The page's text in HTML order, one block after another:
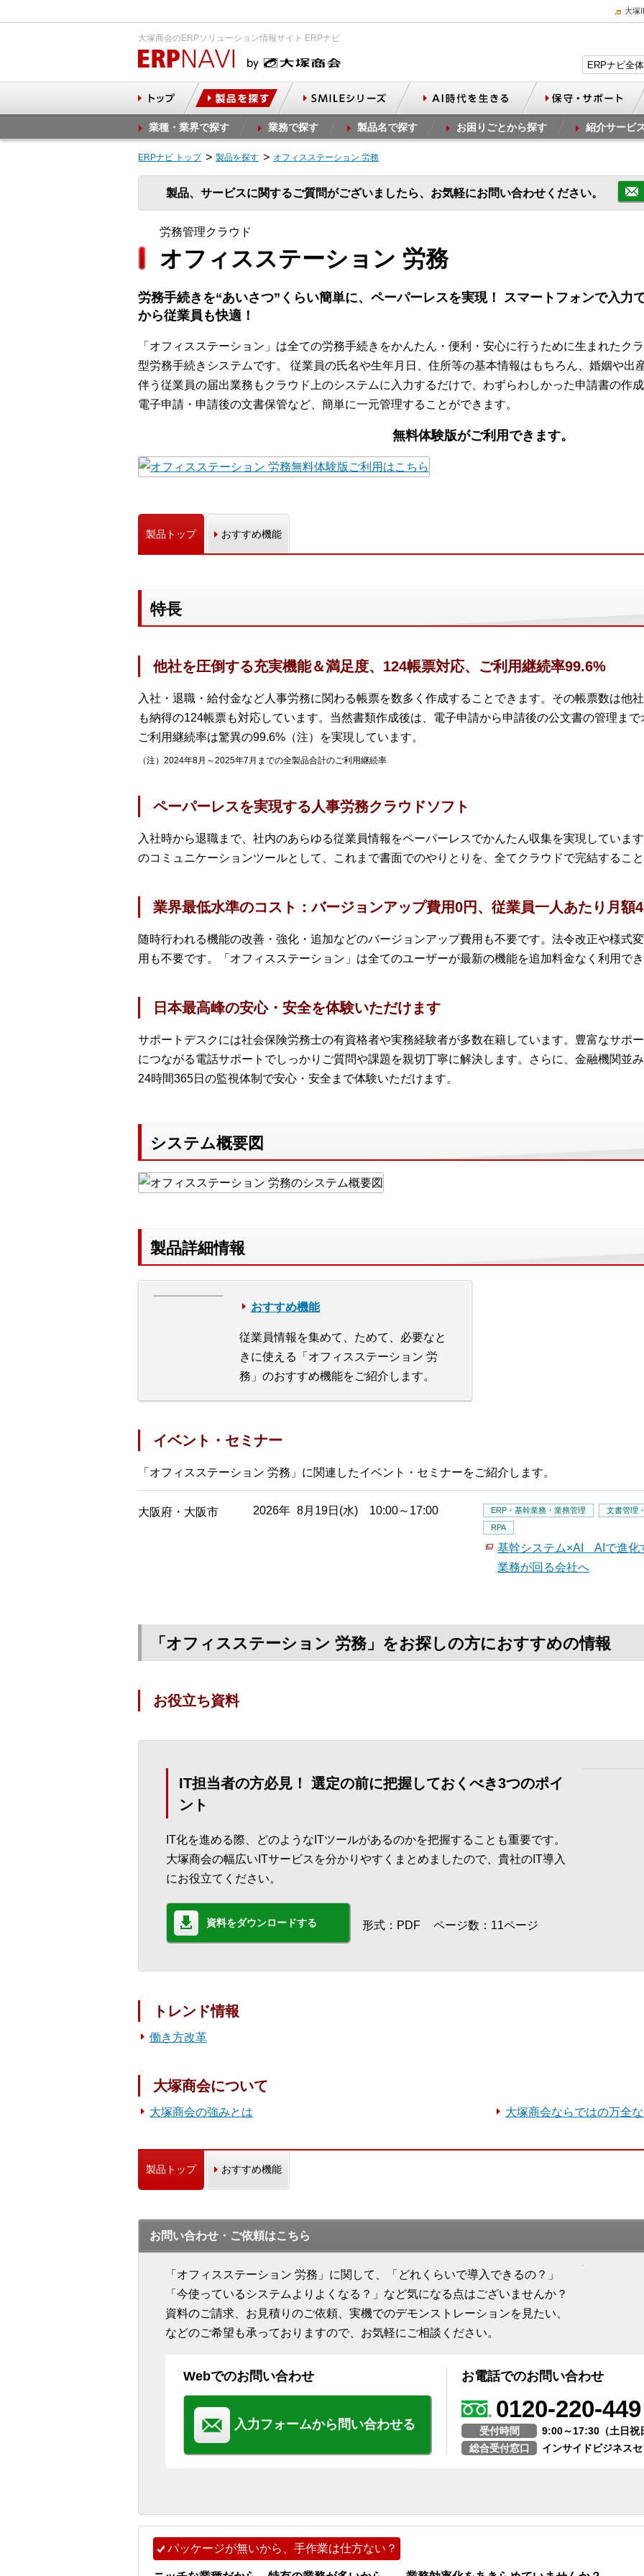
大塚
大塚商会のERPソリューション情報サイト ERPナビ
業種・業界で探す 業務で探す 製品名で探す お困りごとから探す 紹介サービ
ERPナビ トップ 製品を探す オフィスステーション 労務
製品、サービスに関するご質問がございましたら、お気軽にお問い合わせください。
労務管理クラウド
オフィスステーション 労務
労務手続きを“あいさつ”くらい簡単に、ペーパーレスを実現！ スマートフォンで入力
から従業員も快適！
「オフィスステーション」は全ての労務手続きをかんたん・便利・安心に行うために生まれたク
型労務手続きシステムです。 従業員の氏名や生年月日、住所等の基本情報はもちろん、婚姻や出
伴う従業員の届出業務もクラウド上のシステムに入力するだけで、わずらわしかった申請書の作
電子申請・申請後の文書保管など、簡単に一元管理することができます。
無料体験版がご利用できます。
製品トップ おすすめ機能
特長
他社を圧倒する充実機能＆満足度、124帳票対応、ご利用継続率99.6%
入社・退職・給付金など人事労務に関わる帳票を数多く作成することできます。その帳票数は他
も納得の124帳票も対応しています。当然書類作成後は、電子申請から申請後の公文書の管理ま
ご利用継続率は驚異の99.6%（注）を実現しています。
（注）2024年8月～2025年7月までの全製品合計のご利用継続率
ペーパーレスを実現する人事労務クラウドソフト
入社時から退職まで、社内のあらゆる従業員情報をペーパーレスでかんたん収集を実現していま
のコミュニケーションツールとして、これまで書面でのやりとりを、全てクラウドで完結すること
業界最低水準のコスト：バージョンアップ費用0円、従業員一人あたり月額
随時行われる機能の改善・強化・追加などのバージョンアップ費用も不要です。法令改正や様式
用も不要です。「オフィスステーション」は全てのユーザーが最新の機能を追加料金なく利用で
日本最高峰の安心・安全を体験いただけます
サポートデスクには社会保険労務士の有資格者や実務経験者が多数在籍しています。豊富なサポ
につながる電話サポートでしっかりご質問や課題を親切丁寧に解決します。さらに、金融機関並
24時間365日の監視体制で安心・安全まで体験いただけます。
システム概要図
製品詳細情報
おすすめ機能
従業員情報を集めて、ためて、必要なと
きに使える「オフィスステーション 労
務」のおすすめ機能をご紹介します。
イベント・セミナー
「オフィスステーション 労務」に関連したイベント・セミナーをご紹介します。
大阪府・大阪市 2026年 8月19日(水) 10:00～17:00 ERP・基幹業務・業務管理 文書管理
RPA
基幹システム×AI AIで進化
業務が回る会社へ
「オフィスステーション 労務」をお探しの方におすすめの情報
お役立ち資料
IT担当者の方必見！ 選定の前に把握しておくべき3つのポイ
ント
IT化を進める際、どのようなITツールがあるのかを把握することも重要です。
大塚商会の幅広いITサービスを分かりやすくまとめましたので、貴社のIT導入
にお役立てください。
資料をダウンロードする 形式：PDF ページ数：11ページ
トレンド情報
働き方改革
大塚商会について
大塚商会の強みとは 大塚商会ならではの万全
製品トップ おすすめ機能
お問い合わせ・ご依頼はこちら
「オフィスステーション 労務」に関して、「どれくらいで導入できるの？」
「今使っているシステムよりよくなる？」など気になる点はございませんか？
資料のご請求、お見積りのご依頼、実機でのデモンストレーションを見たい、
などのご希望も承っておりますので、お気軽にご相談ください。
Webでのお問い合わせ
入力フォームから問い合わせる
お電話でのお問い合わせ
0120-220-449
受付時間
9:00～17:30（土日祝
総合受付窓口
インサイドビジネス
パッケージが無いから、手作業は仕方ない？